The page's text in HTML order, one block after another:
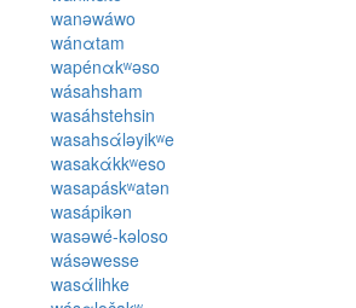
wanəwáwo
wánαtam
wapénαkʷəso
wásahsham
wasáhstehsin
wasahsάləyikʷe
wasakάkkʷeso
wasapáskʷatən
wasápikən
wasəwé-kəloso
wásəwesse
wasάlihke